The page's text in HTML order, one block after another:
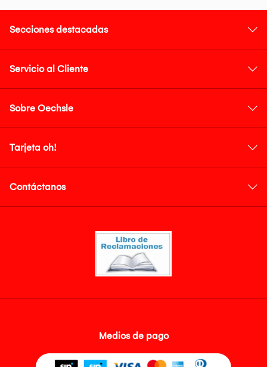
Secciones destacadas
Servicio al Cliente
Sobre Oechsle
Tarjeta oh!
Contáctanos
Medios de pago